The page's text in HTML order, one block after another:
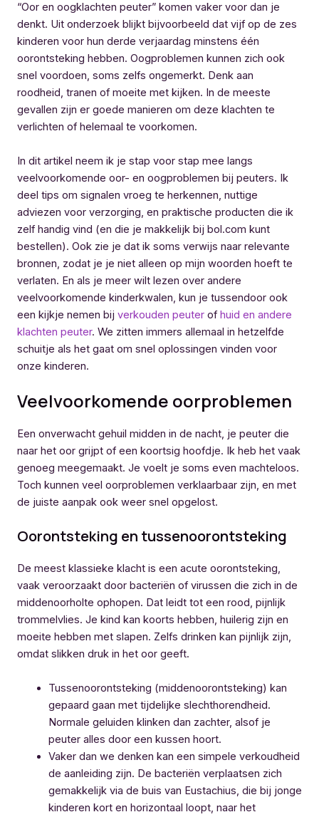
“Oor en oogklachten peuter” komen vaker voor dan je
denkt. Uit onderzoek blijkt bijvoorbeeld dat vijf op de zes
kinderen voor hun derde verjaardag minstens één
oorontsteking hebben. Oogproblemen kunnen zich ook
snel voordoen, soms zelfs ongemerkt. Denk aan
roodheid, tranen of moeite met kijken. In de meeste
gevallen zijn er goede manieren om deze klachten te
verlichten of helemaal te voorkomen.
In dit artikel neem ik je stap voor stap mee langs
veelvoorkomende oor- en oogproblemen bij peuters. Ik
deel tips om signalen vroeg te herkennen, nuttige
adviezen voor verzorging, en praktische producten die ik
zelf handig vind (en die je makkelijk bij bol.com kunt
bestellen). Ook zie je dat ik soms verwijs naar relevante
bronnen, zodat je je niet alleen op mijn woorden hoeft te
verlaten. En als je meer wilt lezen over andere
veelvoorkomende kinderkwalen, kun je tussendoor ook
een kijkje nemen bij verkouden peuter of huid en andere
klachten peuter. We zitten immers allemaal in hetzelfde
schuitje als het gaat om snel oplossingen vinden voor
onze kinderen.
Veelvoorkomende oorproblemen
Een onverwacht gehuil midden in de nacht, je peuter die
naar het oor grijpt of een koortsig hoofdje. Ik heb het vaak
genoeg meegemaakt. Je voelt je soms even machteloos.
Toch kunnen veel oorproblemen verklaarbaar zijn, en met
de juiste aanpak ook weer snel opgelost.
Oorontsteking en tussenoorontsteking
De meest klassieke klacht is een acute oorontsteking,
vaak veroorzaakt door bacteriën of virussen die zich in de
middenoorholte ophopen. Dat leidt tot een rood, pijnlijk
trommelvlies. Je kind kan koorts hebben, huilerig zijn en
moeite hebben met slapen. Zelfs drinken kan pijnlijk zijn,
omdat slikken druk in het oor geeft.
Tussenoorontsteking (middenoorontsteking) kan
gepaard gaan met tijdelijke slechthorendheid.
Normale geluiden klinken dan zachter, alsof je
peuter alles door een kussen hoort.
Vaker dan we denken kan een simpele verkoudheid
de aanleiding zijn. De bacteriën verplaatsen zich
gemakkelijk via de buis van Eustachius, die bij jonge
kinderen kort en horizontaal loopt, naar het